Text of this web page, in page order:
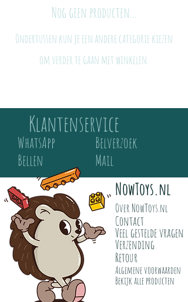
Nog geen producten...
Ondertussen kun je een andere categorie kiezen
om verder te gaan met winkelen.
WhatsApp Belverzoek
Klantenservice
Mail
Bellen
NowToys.nl
Over NowToys.nl
Contact
Veel gestelde vragen
Verzending
Retour
Algemene voorwaarden
Bekijk alle producten